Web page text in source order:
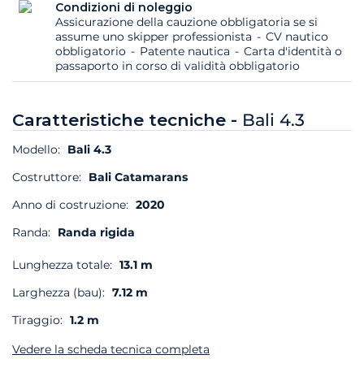
Condizioni di noleggio
Assicurazione della cauzione obbligatoria se si
assume uno skipper professionista
CV nautico
obbligatorio
Patente nautica
Carta d'identità o
passaporto in corso di validità obbligatorio
Caratteristiche tecniche - Bali 4.3
Modello: Bali 4.3
Costruttore: Bali Catamarans
Anno di costruzione: 2020
Randa: Randa rigida
Lunghezza totale: 13.1 m
Larghezza (bau): 7.12 m
Tiraggio: 1.2 m
Vedere la scheda tecnica completa